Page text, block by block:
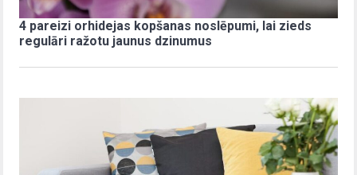
4 pareizi orhidejas kopšanas noslēpumi, lai zieds
regulāri ražotu jaunus dzinumus